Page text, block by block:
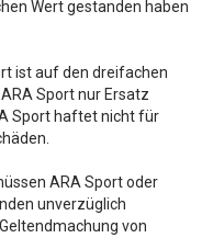
Wert gestanden haben
ist auf den dreifachen
Sport nur Ersatz
Sport haftet nicht für
ARA Sport oder
unverzüglich
von